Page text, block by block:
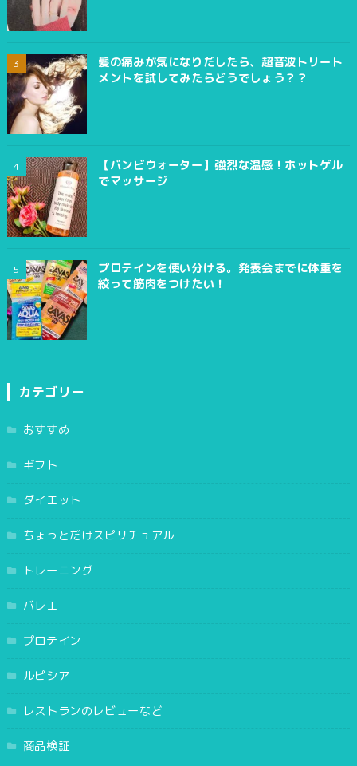
髪の痛みが気になりだしたら、超音波トリート
メントを試してみたらどうでしょう？？
【バンビウォーター】強烈な温感！ホットゲル
でマッサージ
プロテインを使い分ける。発表会までに体重を
絞って筋肉をつけたい！
カテゴリー
おすすめ
ギフト
ダイエット
ちょっとだけスピリチュアル
トレーニング
バレエ
プロテイン
ルピシア
レストランのレビューなど
商品検証